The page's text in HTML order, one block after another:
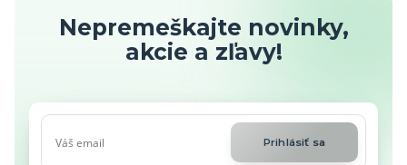
Nepremeškajte novinky,
akcie a zľavy!
Prihlásiť sa